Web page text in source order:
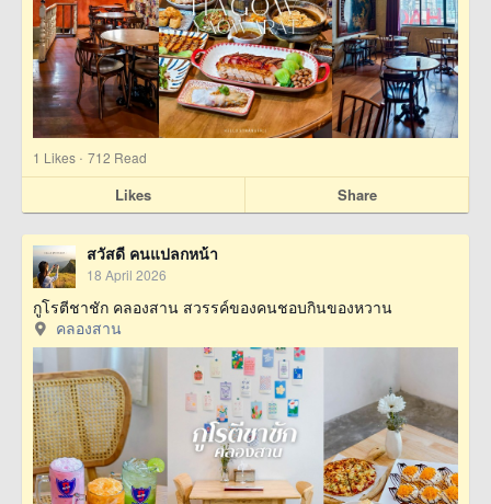
1 Likes · 712 Read
Likes Share
สวัสดี คนแปลกหน้า
18 April 2026
กูโรตีชาชัก คลองสาน สวรรค์ของคนชอบกินของหวาน
คลองสาน